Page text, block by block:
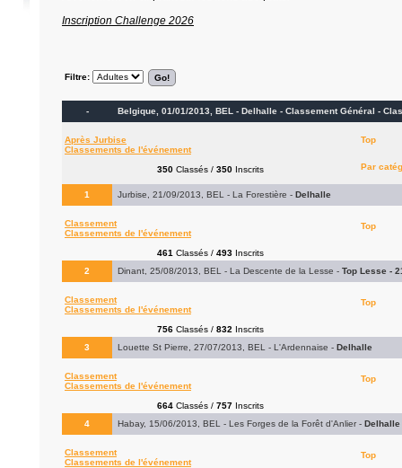
Inscription Challenge 2026
Filtre:
- Belgique, 01/01/2013, BEL - Delhalle - Classement Général -
Après Jurbise
Classements de l'événement
350Classés / 350Inscrits
Top
Par
1 Jurbise, 21/09/2013, BEL - La Forestière - Delhalle
Classement
Classements de l'événement
461 Classés / 493Inscrits
Top
2 Dinant, 25/08/2013, BEL - La Descente de la Lesse - Top Lesse -
Classement
Classements de l'événement
756Classés / 832 Inscrits
Top
3 Louette St Pierre, 27/07/2013, BEL - L'Ardennaise - Delhalle
Classement
Classements de l'événement
664Classés / 757Inscrits
Top
4 Habay, 15/06/2013, BEL - Les Forges de la Forêt d'Anlier - Delhalle
Classement
Classements de l'événement
Top